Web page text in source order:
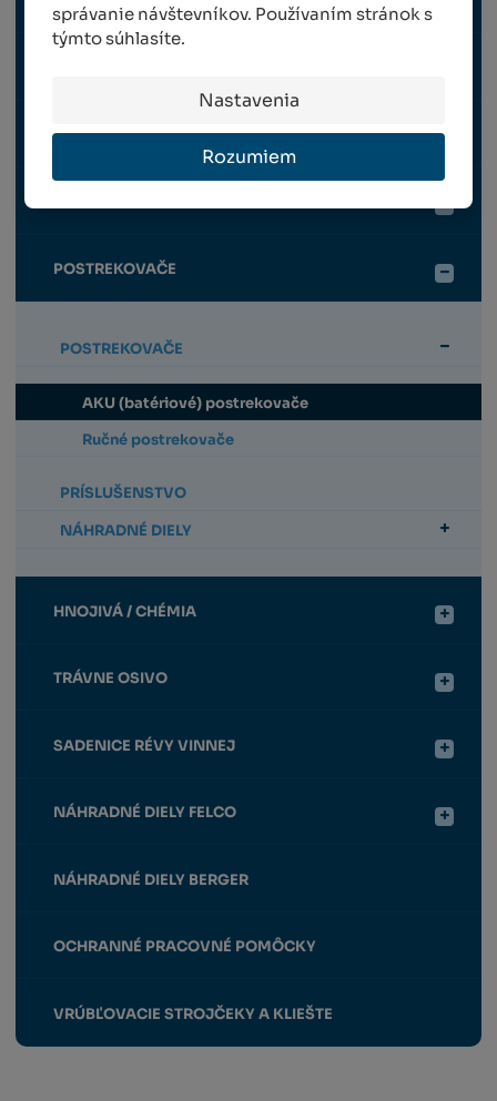
správanie návštevníkov. Používaním stránok s
týmto súhlasíte.
Nastavenia
Rozumiem
OCHRANNÉ PRVKY
POSTREKOVAČE
POSTREKOVAČE
AKU (batériové) postrekovače
Ručné postrekovače
PRÍSLUŠENSTVO
NÁHRADNÉ DIELY
HNOJIVÁ / CHÉMIA
TRÁVNE OSIVO
SADENICE RÉVY VINNEJ
NÁHRADNÉ DIELY FELCO
NÁHRADNÉ DIELY BERGER
OCHRANNÉ PRACOVNÉ POMÔCKY
VRÚBĽOVACIE STROJČEKY A KLIEŠTE